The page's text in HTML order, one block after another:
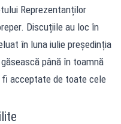
Reprezentanților
Discuțiile au loc în
în luna iulie președinția
până în toamnă
acceptate de toate cele